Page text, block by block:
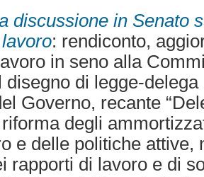
discussione in Senato
: rendiconto,
in seno alla
disegno di legge-
Governo, recante
degli
e delle politiche attive,
rapporti di lavoro e di